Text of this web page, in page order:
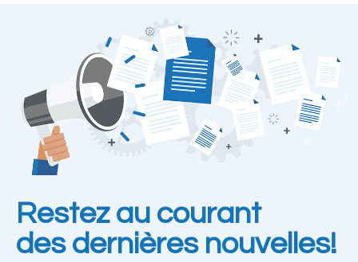
Restez au courant
des dernières nouvelles!